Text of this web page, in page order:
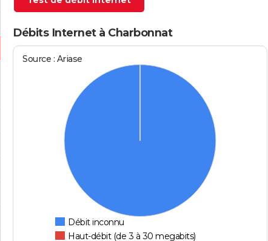
Débits Internet à Charbonnat
Source : Ariase
Débit inconnu
Haut-débit (de 3 à 30 megabits)